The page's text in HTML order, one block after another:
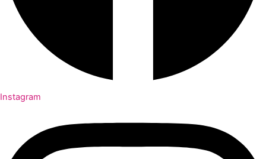
Instagram